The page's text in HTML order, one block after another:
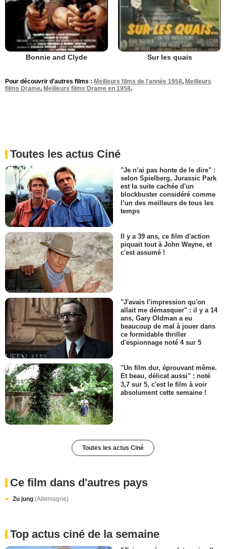
Bonnie and Clyde Sur les quais
Pour découvrir d'autres films : Meilleurs films de l'année 1958, Meilleurs
films Drame, Meilleurs films Drame en 1958.
Toutes les actus Ciné
"Je n’ai pas honte de le dire" :
selon Spielberg, Jurassic Park
est la suite cachée d'un
blockbuster considéré comme
l’un des meilleurs de tous les
temps
Il y a 39 ans, ce film d'action
piquait tout à John Wayne, et
c'est assumé !
"J'avais l'impression qu'on
allait me démasquer" : il y a 14
ans, Gary Oldman a eu
beaucoup de mal à jouer dans
ce formidable thriller
d'espionnage noté 4 sur 5
"Un film dur, éprouvant même.
Et beau, délicat aussi" : noté
3,7 sur 5, c'est le film à voir
absolument cette semaine !
Toutes les actus Ciné
Ce film dans d'autres pays
Zu jung (Allemagne)
Top actus ciné de la semaine